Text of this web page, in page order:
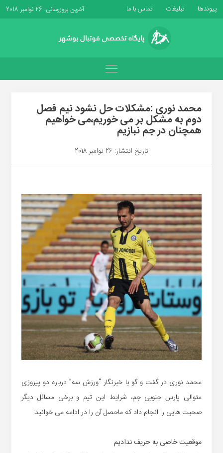
پیوندها تبلیغات تماس با ما آخرین بروزرسانی: 26 نوامبر 2018
محمد نوری :مشکلات حل نشود نیم فصل
دوم به مشکل بر می خوریم،می خواهیم
همچنان در جم نبازیم
تاریخ انتشار: 26 نوامبر 2018
محمد نوری در گفت و گو با خبرنگار “ورزش سه” درباره دو پیروزی
متوالی پارس جنوبی جم، شرایط این تیم و برخی مسائل دیگر
صحبت هایی را انجام داد که ماحصل آن را در ادامه می خوانید:
موقعیت خاصی به حریف ندادیم